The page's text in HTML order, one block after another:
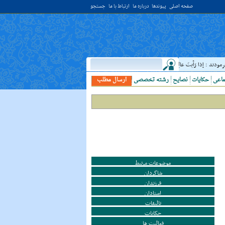
صفحه اصلی پیوندها درباره ما ارتباط با ما جستجو
رَأيتَ عالِما فَکُن لَهُ خادِما ؛ هرگاه دانشمندى ديدى، به او خدمت کن. ( غررالحکم ح ۴۰۴۴ )
ارسال مطلب
رشته تخصصی نصایح حکایات
موضوعات مرتبط
شاگردان
فرزندان
استادان
تالیفات
حکایات